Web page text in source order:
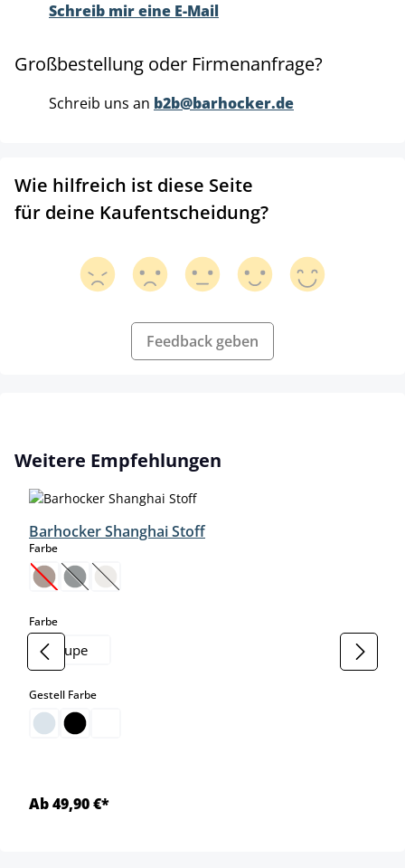
Schreib mir eine E-Mail
Großbestellung oder Firmenanfrage?
Schreib uns an b2b@barhocker.de
Wie hilfreich ist diese Seite
für deine Kaufentscheidung?
Feedback geben
Produktgalerie überspringen
Weitere Empfehlungen
Barhocker Shanghai Stoff
Farbeauswählen
(Diese Option ist zurzeit nicht verfügbar.)
(Diese Option ist zurzeit nicht verfügbar.)
(Diese Option ist zurzeit nicht verfügbar.)
Farbeauswählen
taupe
Gestell Farbeauswählen
Ab 49,90 €*